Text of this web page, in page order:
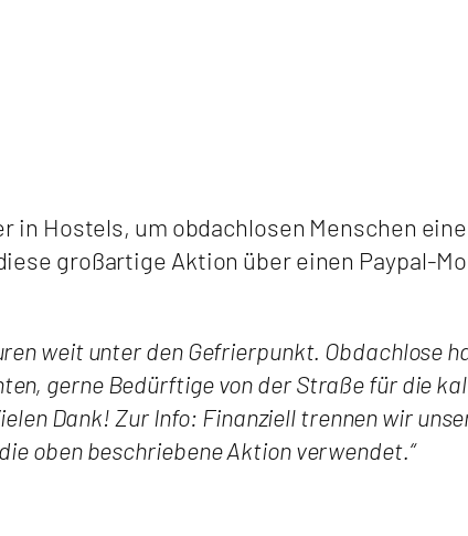
in Hostels, um obdachlosen Menschen
großartige Aktion über einen Paypal-
weit unter den Gefrierpunkt. Obdachlose
gerne Bedürftige von der Straße für die
Dank! Zur Info: Finanziell trennen wir
oben beschriebene Aktion verwendet.“